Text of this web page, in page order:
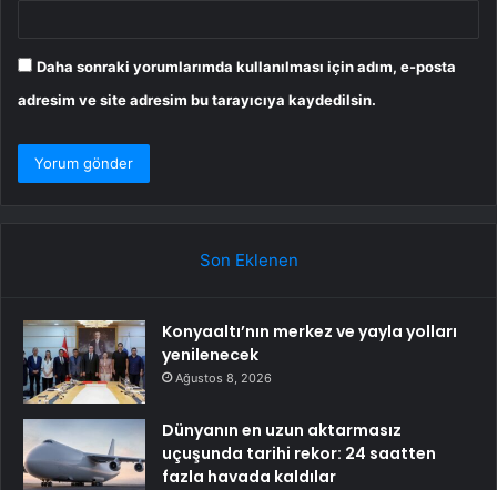
Daha sonraki yorumlarımda kullanılması için adım, e-posta
adresim ve site adresim bu tarayıcıya kaydedilsin.
Son Eklenen
Konyaaltı’nın merkez ve yayla yolları
yenilenecek
Ağustos 8, 2026
Dünyanın en uzun aktarmasız
uçuşunda tarihi rekor: 24 saatten
fazla havada kaldılar